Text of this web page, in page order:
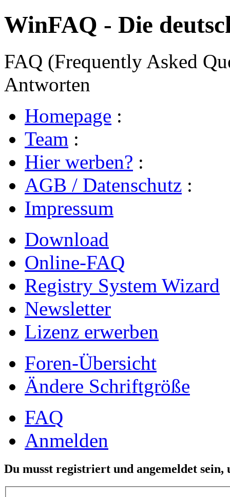
WinFAQ - Die
FAQ (Frequently Asked
Antworten
Homepage :
Team :
Hier werben? :
AGB / Datenschutz :
Impressum
Download
Online-FAQ
Registry System Wizard
Newsletter
Lizenz erwerben
Foren-Übersicht
Ändere Schriftgröße
FAQ
Anmelden
Du musst registriert und angemeldet sein,